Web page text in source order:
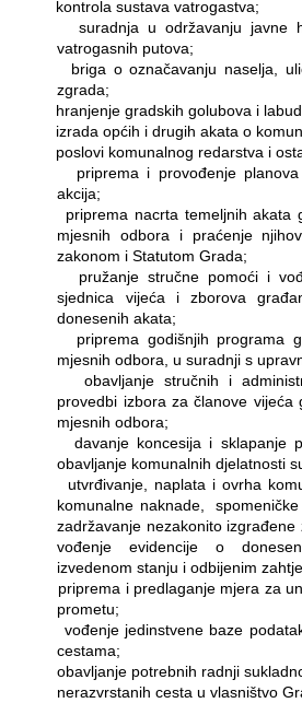
kontrola sustava vatrogastva;
suradnja u održavanju javne
vatrogasnih putova;
briga o označavanju naselja,
zgrada;
hranjenje gradskih golubova i
izrada općih i drugih akata o
poslovi komunalnog redarstva i
priprema i provođenje
akcija;
priprema nacrta temeljnih akata
mjesnih odbora i praćenje
zakonom i Statutom Grada;
pružanje stručne pomoći i
sjednica vijeća i zborova
donesenih akata;
priprema godišnjih programa
mjesnih odbora, u suradnji s
obavljanje stručnih i
provedbi izbora za članove vijeća
mjesnih odbora;
davanje koncesija i sklapanje
obavljanje komunalnih djelatnosti
utvrđivanje, naplata i ovrha
komunalne naknade,
zadržavanje nezakonito
vođenje evidencije o
izvedenom stanju i odbijenim
priprema i predlaganje mjera za
prometu;
vođenje jedinstvene baze
cestama;
obavljanje potrebnih radnji
nerazvrstanih cesta u vlasništvo